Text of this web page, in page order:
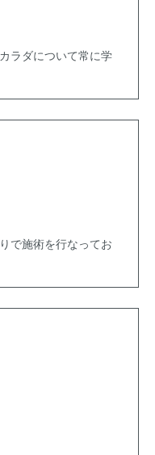
ラダについて常に学
で施術を行なってお